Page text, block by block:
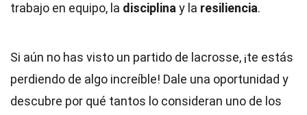
trabajo en equipo, la disciplina y la resiliencia.
Si aún no has visto un partido de lacrosse, ¡te estás
perdiendo de algo increíble! Dale una oportunidad y
descubre por qué tantos lo consideran uno de los